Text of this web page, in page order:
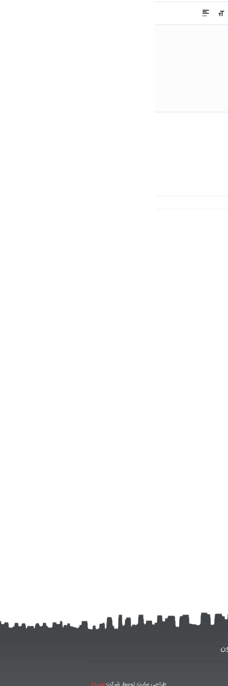
طراحی سایت توسط شرکتنوپرداز